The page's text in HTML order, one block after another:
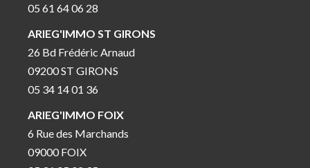
05 61 64 06 28
ARIEG'IMMO ST GIRONS
26 Bd Frédéric Arnaud
09200 ST GIRONS
05 34 14 01 36
ARIEG'IMMO FOIX
6 Rue des Marchands
09000 FOIX